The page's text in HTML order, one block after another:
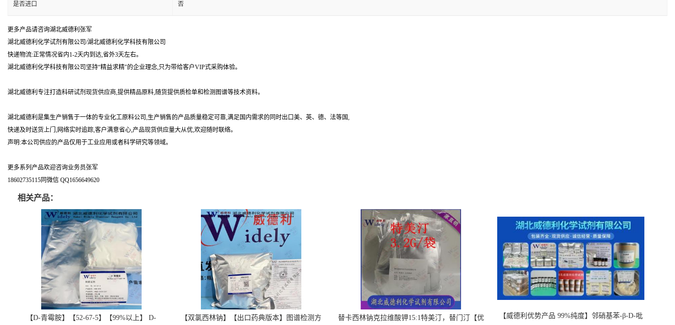
是否进口 否
更多产品请咨询湖北威德利张军
湖北威德利化学试剂有限公司/湖北威德利化学科技有限公司
快递物流:正常情况省内1-2天内到达,省外3天左右。
湖北威德利化学科技有限公司坚持“精益求精"的企业理念,只为带给客户VIP式采购体验。
湖北威德利专注打造科研试剂现货供应商,提供精品原料,随货提供质检单和检测图谱等技术资料。
湖北威德利是集生产销售于一体的专业化工原料公司,生产销售的产品质量稳定可靠,满足国内需求的同时出口美、英、德、法等国,
快递及时送货上门,网络实时追踪,客户满意省心,产品现货供应量大从优,欢迎随时联络。
声明:本公司供应的产品仅用于工业应用或者科学研究等领域。
更多系列产品欢迎咨询业务员张军
18602735115同微信 QQ1656649620
相关产品：
【D-青霉胺】【52-67-5】【99%以上】 D- 【双氯西林钠】【出口药典版本】图谱检测方 替卡西林钠克拉维酸钾15:1特美汀，替门汀【优
【威德利优势产品 99%纯度】邻硝基苯-β-D-吡